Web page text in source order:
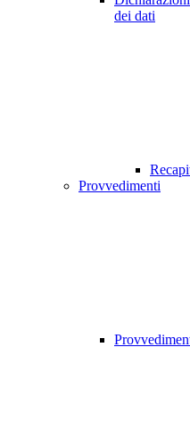
dei dati
Provvedimenti